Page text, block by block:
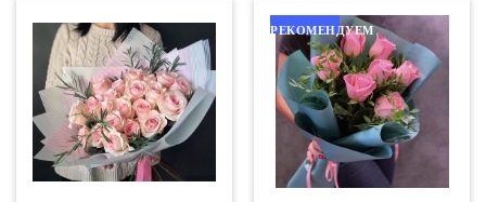
РЕКОМЕНДУЕМ